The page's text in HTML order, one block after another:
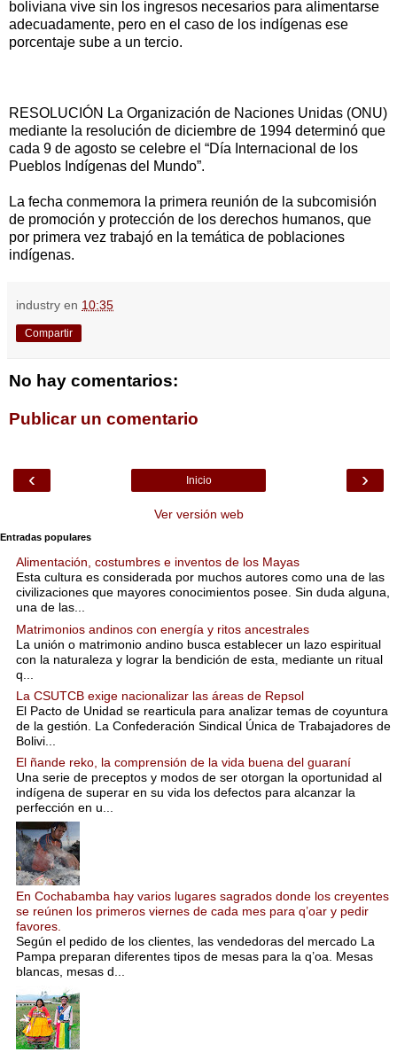
boliviana vive sin los ingresos necesarios para alimentarse
adecuadamente, pero en el caso de los indígenas ese
porcentaje sube a un tercio.
RESOLUCIÓN La Organización de Naciones Unidas (ONU)
mediante la resolución de diciembre de 1994 determinó que
cada 9 de agosto se celebre el “Día Internacional de los
Pueblos Indígenas del Mundo”.
La fecha conmemora la primera reunión de la subcomisión
de promoción y protección de los derechos humanos, que
por primera vez trabajó en la temática de poblaciones
indígenas.
industry en 10:35
Compartir
No hay comentarios:
Publicar un comentario
‹ ›
Inicio
Ver versión web
Entradas populares
Alimentación, costumbres e inventos de los Mayas
Esta cultura es considerada por muchos autores como una de las
civilizaciones que mayores conocimientos posee. Sin duda alguna,
una de las...
Matrimonios andinos con energía y ritos ancestrales
La unión o matrimonio andino busca establecer un lazo espiritual
con la naturaleza y lograr la bendición de esta, mediante un ritual
q...
La CSUTCB exige nacionalizar las áreas de Repsol
El Pacto de Unidad se rearticula para analizar temas de coyuntura
de la gestión. La Confederación Sindical Única de Trabajadores de
Bolivi...
El ñande reko, la comprensión de la vida buena del guaraní
Una serie de preceptos y modos de ser otorgan la oportunidad al
indígena de superar en su vida los defectos para alcanzar la
perfección en u...
En Cochabamba hay varios lugares sagrados donde los creyentes
se reúnen los primeros viernes de cada mes para q’oar y pedir
favores.
Según el pedido de los clientes, las vendedoras del mercado La
Pampa preparan diferentes tipos de mesas para la q’oa. Mesas
blancas, mesas d...